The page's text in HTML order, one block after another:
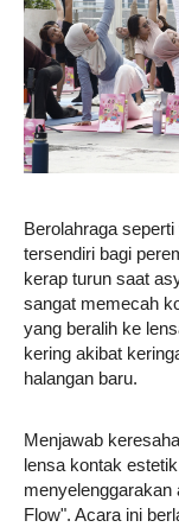
Berolahraga
tersendiri bagi
kerap turun saat
sangat memecah
yang beralih ke
kering akibat
halangan baru.
Menjawab
lensa kontak
Flow". Acara ini